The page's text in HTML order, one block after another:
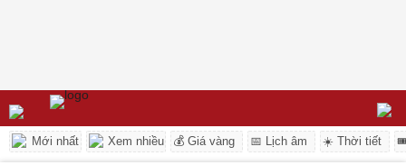
Mới nhất Xem nhiều 💰 Giá vàng 📅 Lịch âm ☀️ Thời tiết